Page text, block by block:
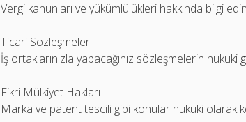
Vergi kanunları ve yükümlülükleri hakkında bilgi
Ticari Sözleşmeler
İş ortaklarınızla yapacağınız sözleşmelerin hukuki
Fikri Mülkiyet Hakları
Marka ve patent tescili gibi konular hukuki olarak